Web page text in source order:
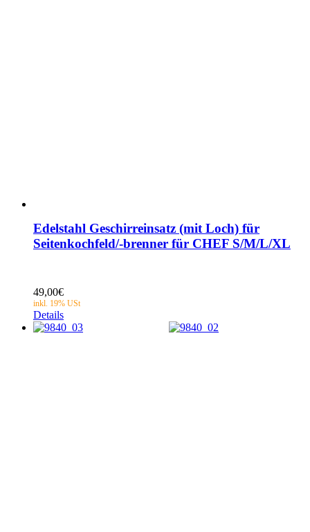
Edelstahl Geschirreinsatz (mit Loch) für
Seitenkochfeld/-brenner für CHEF S/M/L/XL
49,00€
Details